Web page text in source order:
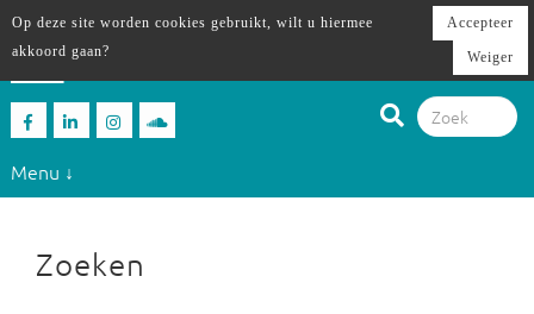
Menu ↓
Zoeken
Op deze site worden cookies gebruikt, wilt u hiermee
akkoord gaan?
Accepteer
Weiger